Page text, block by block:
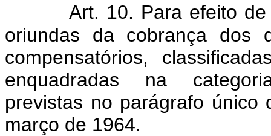
Art. 10. Para efeito
oriundas da cobrança dos
compensatórios,
enquadradas na
previstas no parágrafo
março de 1964.